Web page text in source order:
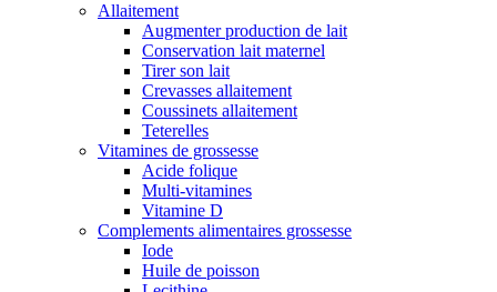
Allaitement
Augmenter production de lait
Conservation lait maternel
Tirer son lait
Crevasses allaitement
Coussinets allaitement
Teterelles
Vitamines de grossesse
Acide folique
Multi-vitamines
Vitamine D
Complements alimentaires grossesse
Iode
Huile de poisson